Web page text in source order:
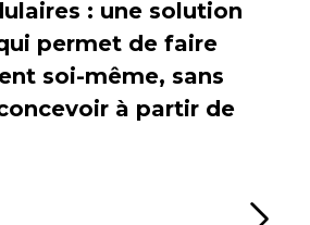
: une solution
permet de faire
soi-même, sans
à partir de